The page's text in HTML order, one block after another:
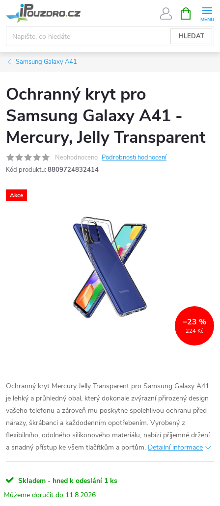
na
obsah
HLEDAT
NÁKUPNÍ
KOŠÍK
Samsung Galaxy A41
Ochranný kryt pro
Samsung Galaxy A41 -
Mercury, Jelly Transparent
Neohodnoceno Podrobnosti hodnocení
Kód produktu: 8809724832414
Akce
224 Kč
–23 %
Ochranný kryt Mercury Jelly Transparent pro Samsung Galaxy A41
je lehký a průhledný obal, který dokonale zvýrazní přirozený design
vašeho telefonu a zároveň mu poskytne spolehlivou ochranu před
nárazy, škrábanci a každodenním opotřebením. Vyrobený z
flexibilního, odolného silikonového materiálu, nabízí příjemné držení
a snadný přístup ke všem tlačítkům a portům. Detailní informace
Skladem - hned k odeslání 1 ks
11.8.2026